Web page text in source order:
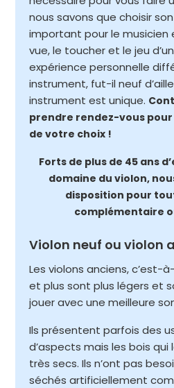
nous savons que choisir
important pour le
vue, le toucher et le jeu
expérience personnelle
instrument, fut-il neuf
instrument est unique.
prendre rendez-vous pour
de votre choix !
Forts de plus de 45 ans
domaine du violon,
disposition pour
complémentaire
Violon neuf ou violon
Les violons anciens, c’est-
et plus sont plus légers et
jouer avec une meilleure
Ils présentent parfois des
d’aspects mais les bois
très secs. Ils n’ont pas
séchés artificiellement